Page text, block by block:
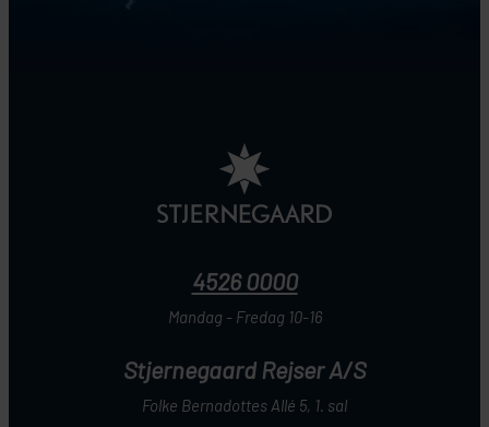
4526 0000
Mandag - Fredag 10-16
Stjernegaard Rejser A/S
Folke Bernadottes Allé 5, 1. sal